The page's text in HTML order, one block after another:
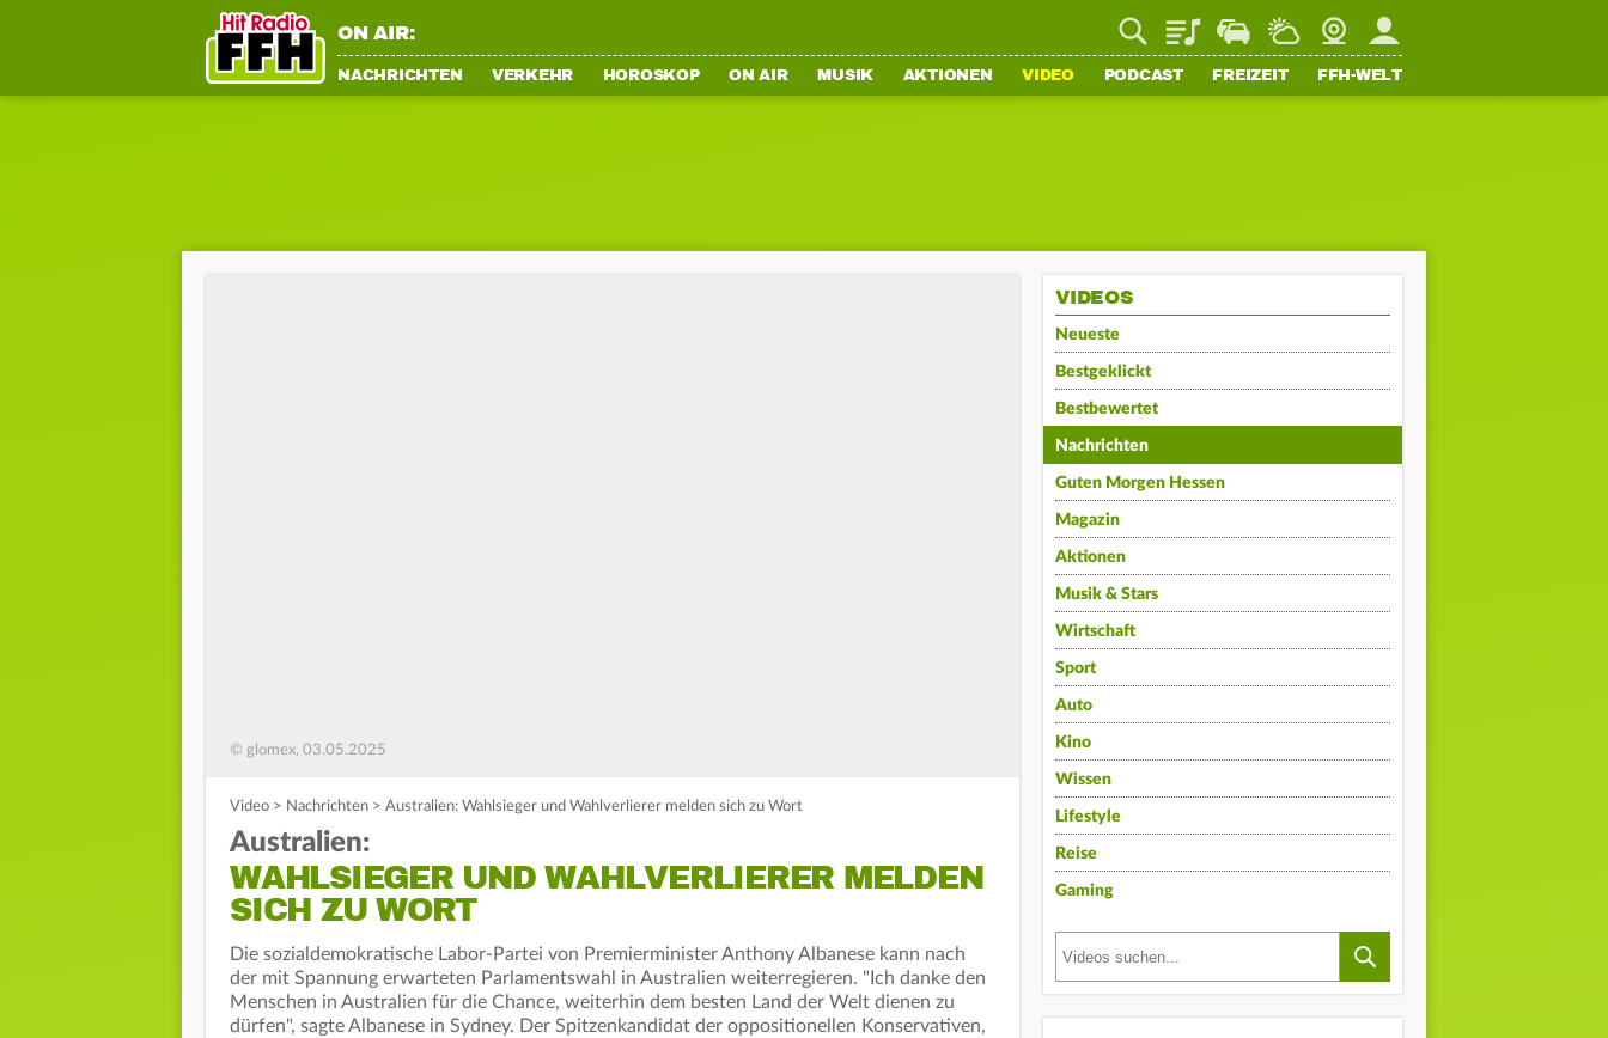
ON AIR: PlaylistStaupilotWetterWebcamMein FFH
NACHRICHTEN VERKEHR HOROSKOP ON AIR MUSIK AKTIONEN VIDEO PODCAST FREIZEIT FFH-WELT
© glomex, 03.05.2025
Video > Nachrichten > Australien: Wahlsieger und Wahlverlierer melden sich zu Wort
Australien:
WAHLSIEGER UND WAHLVERLIERER MELDEN
SICH ZU WORT
Die sozialdemokratische Labor-Partei von Premierminister Anthony Albanese kann nach
der mit Spannung erwarteten Parlamentswahl in Australien weiterregieren. "Ich danke den
Menschen in Australien für die Chance, weiterhin dem besten Land der Welt dienen zu
dürfen", sagte Albanese in Sydney. Der Spitzenkandidat der oppositionellen Konservativen,
VIDEOS
Neueste
Bestgeklickt
Bestbewertet
Nachrichten
Guten Morgen Hessen
Magazin
Aktionen
Musik & Stars
Wirtschaft
Sport
Auto
Kino
Wissen
Lifestyle
Reise
Gaming